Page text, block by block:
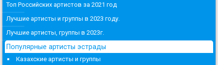
Топ Российских артистов за 2021 год
Лучшие артисты и группы в 2023 году.
Лучшие артисты, группы в 2023г.
Популярные артисты эстрады
Казахские артисты и группы